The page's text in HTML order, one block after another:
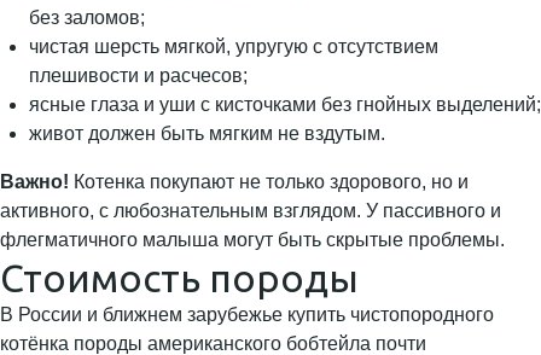
без заломов;
чистая шерсть мягкой, упругую с отсутствием
плешивости и расчесов;
ясные глаза и уши с кисточками без гнойных выделений;
живот должен быть мягким не вздутым.
Важно! Котенка покупают не только здорового, но и
активного, с любознательным взглядом. У пассивного и
флегматичного малыша могут быть скрытые проблемы.
Стоимость породы
В России и ближнем зарубежье купить чистопородного
котёнка породы американского бобтейла почти